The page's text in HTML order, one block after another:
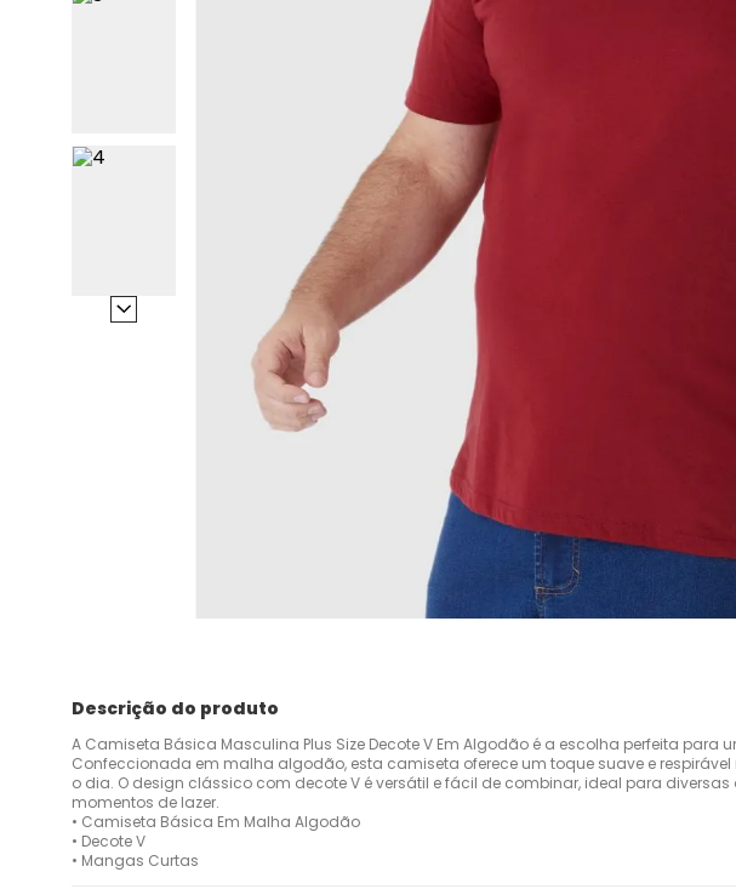
Descrição do produto
A Camiseta Básica Masculina Plus Size Decote V Em Algodão é a escolha perfeita para
Confeccionada em malha algodão, esta camiseta oferece um toque suave e
o dia. O design clássico com decote V é versátil e fácil de combinar, ideal para
momentos de lazer.
• Camiseta Básica Em Malha Algodão
• Decote V
• Mangas Curtas